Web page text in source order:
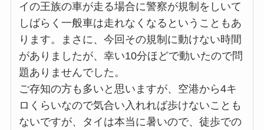
イの王族の車が走る場合に警察が規制をしいて
しばらく一般車は走れなくなるということもあ
ります。まさに、今回その規制に動けない時間
がありましたが、幸い10分ほどで動いたので問
題ありませんでした。
ご存知の方も多いと思いますが、空港から4キ
ロくらいなので気合い入れれば歩けないことも
ないですが、タイは本当に暑いので、徒歩での